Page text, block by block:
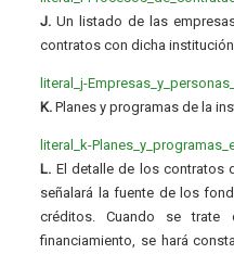
J. Un listado de las
contratos con dicha
literal_j-
K. Planes y programas de la
literal_k-
L. El detalle de los contratos
señalará la fuente de los
créditos. Cuando se
financiamiento, se hará